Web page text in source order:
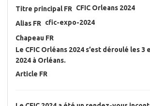
Titre principal FR
CFIC Orleans 2024
Alias FR
cfic-expo-2024
Chapeau FR
Le CFIC Orléans 2024 s’est déroulé les 3
2024 à Orléans.
Article FR